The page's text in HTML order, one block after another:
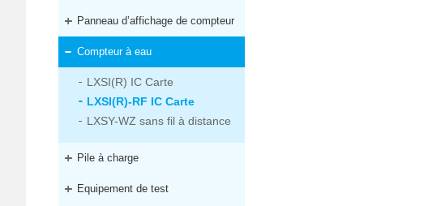
Panneau d’affichage de compteur
Compteur à eau
LXSI(R) IC Carte
LXSI(R)-RF IC Carte
LXSY-WZ sans fil à distance
Pile à charge
Equipement de test